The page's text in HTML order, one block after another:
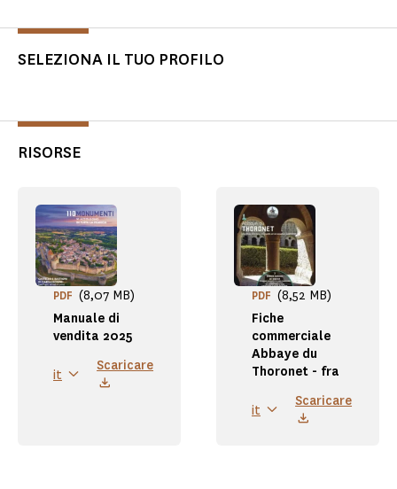
SELEZIONA IL TUO PROFILO
RISORSE
Manuale di
vendita 2025
PDF (8,07 MB)
it
Scaricare
Fiche
commerciale
Abbaye du
Thoronet - fra
PDF (8,52 MB)
it
Scaricare